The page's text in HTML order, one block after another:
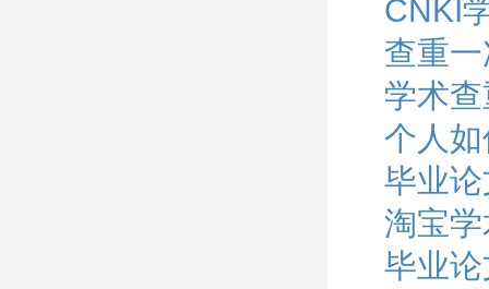
CNKI
查重
学术
个人
毕业
淘宝
毕业